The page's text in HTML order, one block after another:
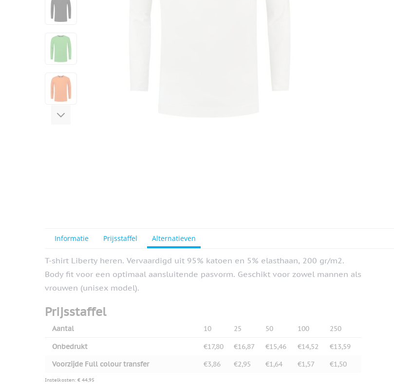
View larger image
View larger image
View larger image
View larger image
View larger image
View larger image
Informatie Prijsstaffel Alternatieven
T-shirt Liberty heren. Vervaardigd uit 95% katoen en 5% elasthaan, 200 gr/m2.
Body fit voor een optimaal aansluitende pasvorm. Geschikt voor zowel mannen als
vrouwen (unisex model).
Prijsstaffel
Aantal 10 25 50 100 250
Onbedrukt €17,80 €16,87 €15,46 €14,52
€13,59
Voorzijde Full colour transfer
€3,86 €2,95 €1,64 €1,57 €1,50
Instelkosten: € 44,95